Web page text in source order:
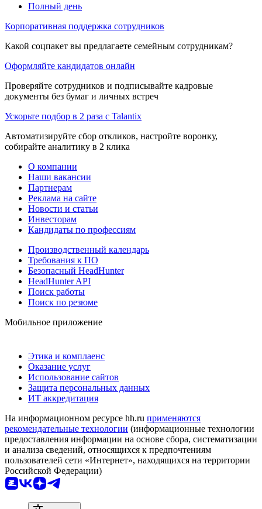
Полный день
Корпоративная поддержка сотрудников
Какой соцпакет вы предлагаете семейным сотрудникам?
Оформляйте кандидатов онлайн
Проверяйте сотрудников и подписывайте кадровые
документы без бумаг и личных встреч
Ускорьте подбор в 2 раза с Talantix
Автоматизируйте сбор откликов, настройте воронку,
собирайте аналитику в 2 клика
О компании
Наши вакансии
Партнерам
Реклама на сайте
Новости и статьи
Инвесторам
Кандидаты по профессиям
Производственный календарь
Требования к ПО
Безопасный HeadHunter
HeadHunter API
Поиск работы
Поиск по резюме
Мобильное приложение
Этика и комплаенс
Оказание услуг
Использование сайтов
Защита персональных данных
ИТ аккредитация
На информационном ресурсе hh.ru применяются
рекомендательные технологии (информационные технологии
предоставления информации на основе сбора, систематизации
и анализа сведений, относящихся к предпочтениям
пользователей сети «Интернет», находящихся на территории
Российской Федерации)